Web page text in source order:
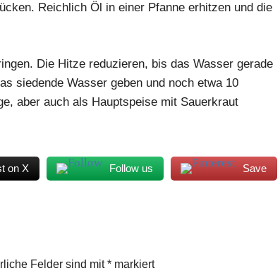
Reichlich Öl in einer Pfanne erhitzen und die
Die Hitze reduzieren, bis das Wasser gerade
siedende Wasser geben und noch etwa 10
aber auch als Hauptspeise mit Sauerkraut
on X Follow us Save
Felder sind mit* markiert